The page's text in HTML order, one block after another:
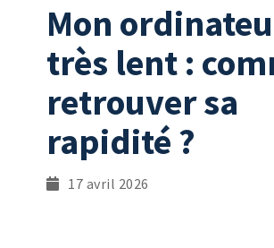
Mon
très lent :
retrouver sa
rapidité ?
17 avril 2026